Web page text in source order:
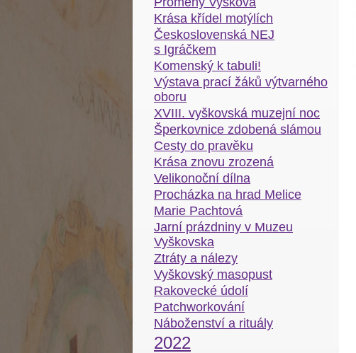
Krása křídel motýlích
Československá NEJ
s Igráčkem
Komenský k tabuli!
Výstava prací žáků výtvarného
oboru
XVIII. vyškovská muzejní noc
Šperkovnice zdobená slámou
Cesty do pravěku
Krása znovu zrozená
Velikonoční dílna
Procházka na hrad Melice
Marie Pachtová
Jarní prázdniny v Muzeu
Vyškovska
Ztráty a nálezy
Vyškovský masopust
Rakovecké údolí
Patchworkování
Náboženství a rituály
2022